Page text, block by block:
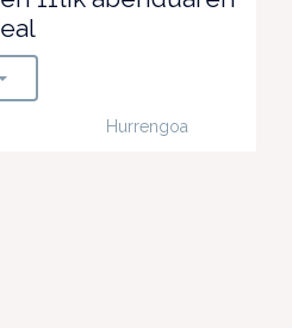
Hurrengoa